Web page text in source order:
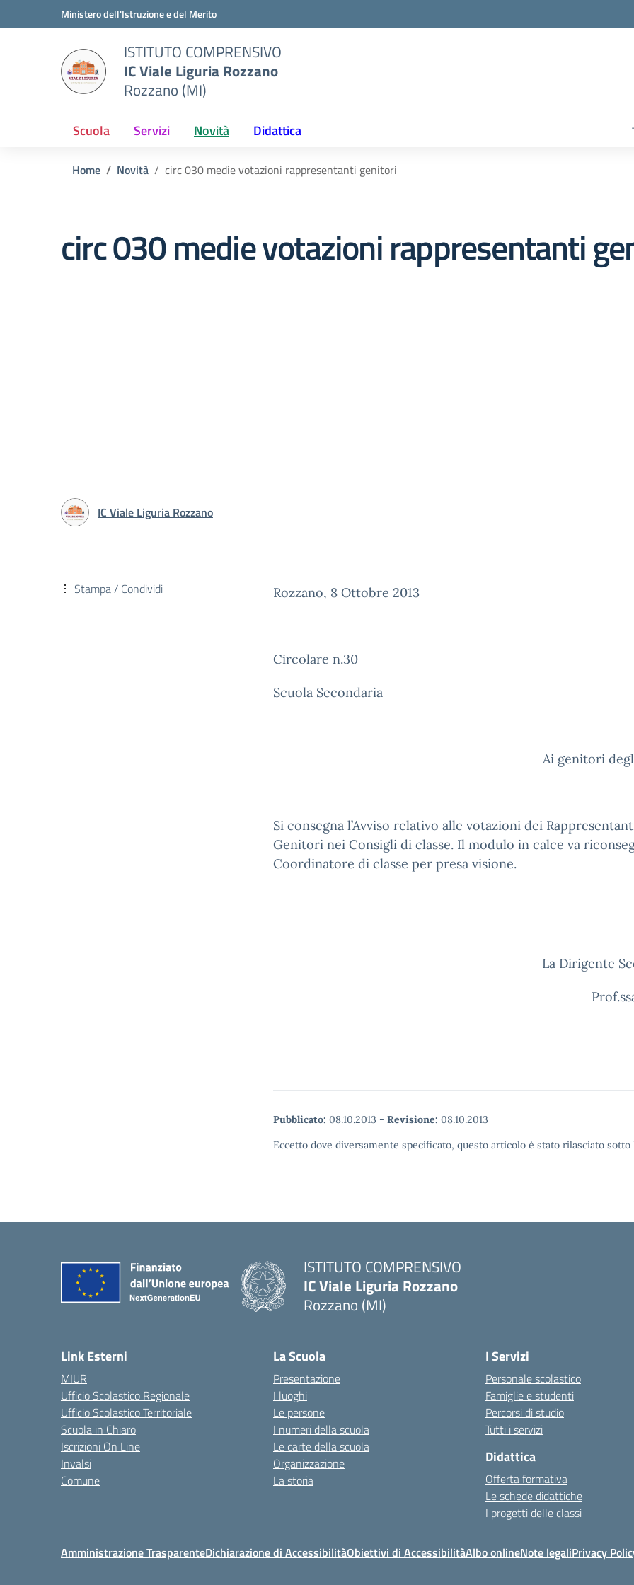
Vai ai contenuti
Vai al menu di navigazioneMinistero dell'Istruzione e del Merito
ISTITUTO COMPRENSIVO
IC Viale Liguria Rozzano
Rozzano (MI)
Scuola Servizi Novità Didattica
Home Novità circ 030 medie votazioni rappresentanti genitori
circ 030 medie votazioni rappresentanti
IC Viale Liguria Rozzano
Rozzano, 8 Ottobre 2013
Circolare n.30
Scuola Secondaria
Ai genitori
Si consegna l’Avviso relativo alle votazioni dei
Genitori nei Consigli di classe. Il modulo in calce va
Coordinatore di classe per presa visione.
La Dirigente
Prof.ssa
Pubblicato: 08.10.2013 - Revisione: 08.10.2013
Eccetto dove diversamente specificato, questo articolo è stato rilasciato
Stampa / Condividi
ISTITUTO COMPRENSIVO
IC Viale Liguria Rozzano
Rozzano (MI)
Link Esterni
MIUR
Ufficio Scolastico Regionale
Ufficio Scolastico Territoriale
Scuola in Chiaro
Iscrizioni On Line
Invalsi
Comune
La Scuola
Presentazione
I luoghi
Le persone
I numeri della scuola
Le carte della scuola
Organizzazione
La storia
I Servizi
Personale scolastico
Famiglie e studenti
Percorsi di studio
Tutti i servizi
Didattica
Offerta formativa
Le schede didattiche
I progetti delle classi
Amministrazione TrasparenteDichiarazione di AccessibilitàObiettivi di AccessibilitàAlbo onlineNote legaliPrivacy